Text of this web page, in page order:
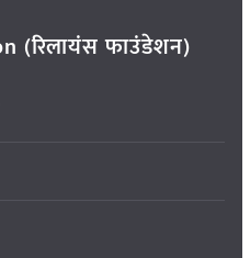
(रिलायंस फाउंडेशन)